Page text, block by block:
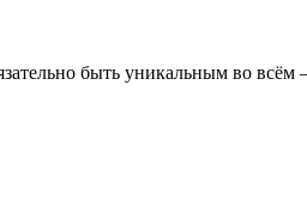
быть уникальным во